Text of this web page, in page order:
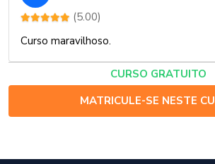
(5.00)
Curso maravilhoso.
CURSO GRATUITO
MATRICULE-SE NESTE